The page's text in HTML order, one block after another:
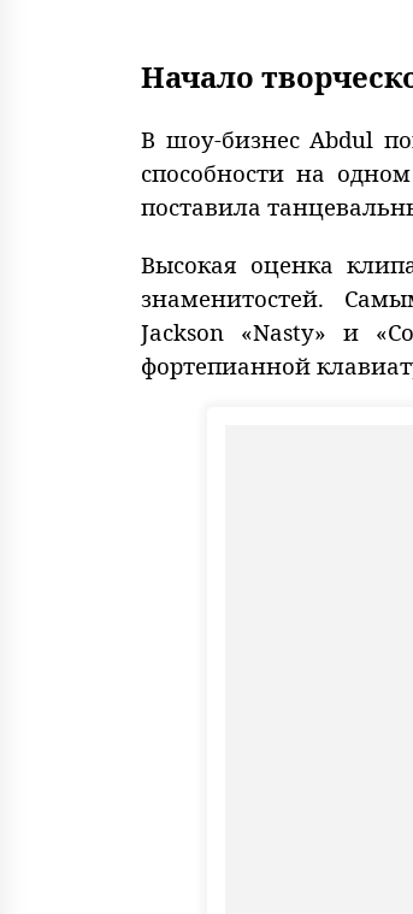
Начало
В шоу-бизнес Abdul
способности на
поставила
Высокая оценка
знаменитостей.
Jackson «Nasty» и
фортепианной